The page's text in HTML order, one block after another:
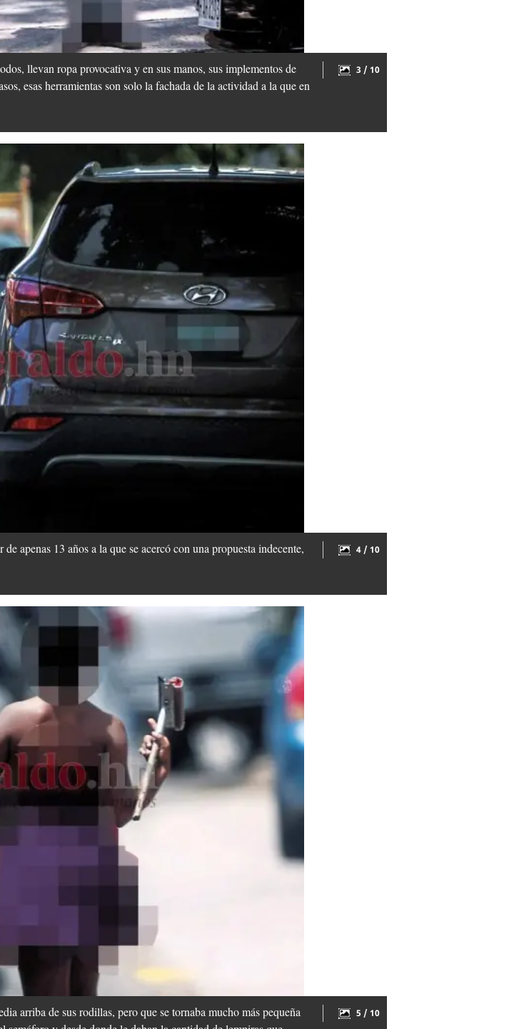
llevan ropa provocativa y en sus manos, sus implementos de
esas herramientas son solo la fachada de la actividad a la que en
3 / 10
apenas 13 años a la que se acercó con una propuesta indecente,
4 / 10
arriba de sus rodillas, pero que se tornaba mucho más pequeña
5 / 10